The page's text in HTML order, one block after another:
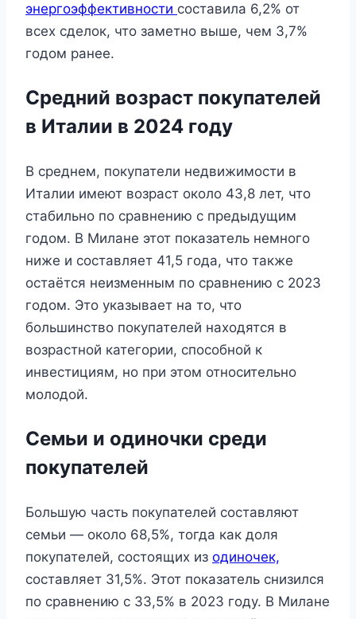
энергоэффективности составила 6,2% от
всех сделок, что заметно выше, чем 3,7%
годом ранее.
Средний возраст покупателей
в Италии в 2024 году
В среднем, покупатели недвижимости в
Италии имеют возраст около 43,8 лет, что
стабильно по сравнению с предыдущим
годом. В Милане этот показатель немного
ниже и составляет 41,5 года, что также
остаётся неизменным по сравнению с 2023
годом. Это указывает на то, что
большинство покупателей находятся в
возрастной категории, способной к
инвестициям, но при этом относительно
молодой.
Семьи и одиночки среди
покупателей
Большую часть покупателей составляют
семьи — около 68,5%, тогда как доля
покупателей, состоящих из одиночек,
составляет 31,5%. Этот показатель снизился
по сравнению с 33,5% в 2023 году. В Милане